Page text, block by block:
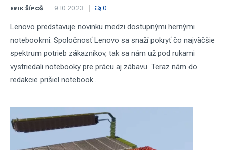
ERIK ŠÍPOŠ 9.10.2023 0
Lenovo predstavuje novinku medzi dostupnými hernými
notebookmi. Spoločnosť Lenovo sa snaží pokryť čo najväčšie
spektrum potrieb zákazníkov, tak sa nám už pod rukami
vystriedali notebooky pre prácu aj zábavu. Teraz nám do
redakcie prišiel notebook...